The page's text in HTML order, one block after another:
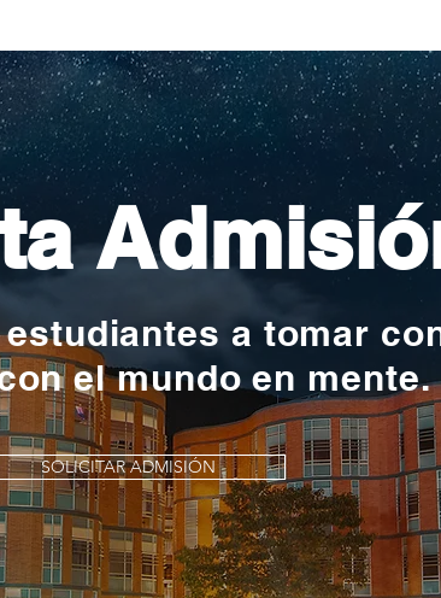
a tomar
el mundo en mente.
SOLICITAR ADMISIÓN